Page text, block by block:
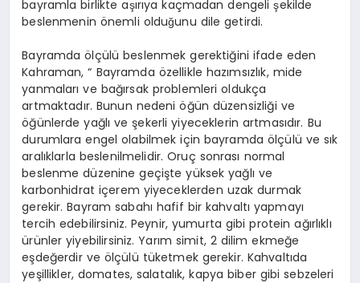
bayramla birlikte aşırıya kaçmadan dengeli şekilde
beslenmenin önemli olduğunu dile getirdi.
Bayramda ölçülü beslenmek gerektiğini ifade eden
Kahraman, “ Bayramda özellikle hazımsızlık, mide
yanmaları ve bağırsak problemleri oldukça
artmaktadır. Bunun nedeni öğün düzensizliği ve
öğünlerde yağlı ve şekerli yiyeceklerin artmasıdır. Bu
durumlara engel olabilmek için bayramda ölçülü ve sık
aralıklarla beslenilmelidir. Oruç sonrası normal
beslenme düzenine geçişte yüksek yağlı ve
karbonhidrat içerem yiyeceklerden uzak durmak
gerekir. Bayram sabahı hafif bir kahvaltı yapmayı
tercih edebilirsiniz. Peynir, yumurta gibi protein ağırlıklı
ürünler yiyebilirsiniz. Yarım simit, 2 dilim ekmeğe
eşdeğerdir ve ölçülü tüketmek gerekir. Kahvaltıda
yeşillikler, domates, salatalık, kapya biber gibi sebzeleri